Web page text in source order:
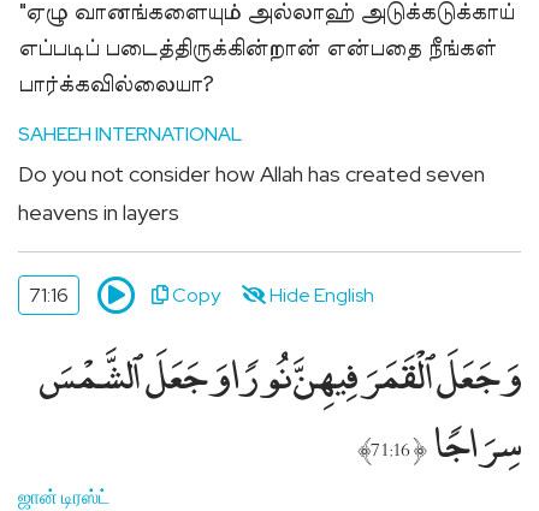
"ஏழு வானங்களையும் அல்லாஹ் அடுக்கடுக்காய்
எப்படிப் படைத்திருக்கின்றான் என்பதை நீங்கள்
பார்க்கவில்லையா?
SAHEEH INTERNATIONAL
Do you not consider how Allah has created seven
heavens in layers
71:16 Copy Hide English
وَجَعَلَ ٱلْقَمَرَ فِيهِنَّ نُورًۭا وَجَعَلَ ٱلشَّمْسَ
سِرَاجًۭا ﴿71:16﴾
ஜான் டிரஸ்ட்